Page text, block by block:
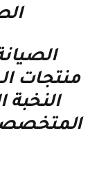
منتجات
النخبة